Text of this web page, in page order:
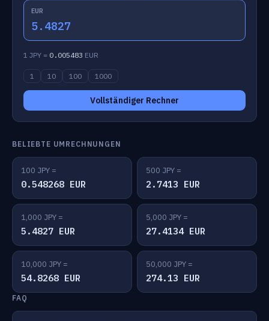
EUR
5.4827
1 JPY = 0.005483 EUR
1 10 100 1000
Vollständiger Rechner
BELIEBTE UMRECHNUNGEN
100 JPY =
0.548268 EUR
500 JPY =
2.7413 EUR
1,000 JPY =
5.4827 EUR
5,000 JPY =
27.4134 EUR
10,000 JPY =
54.8268 EUR
50,000 JPY =
274.13 EUR
FAQ